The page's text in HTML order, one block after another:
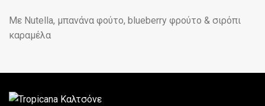
Με Nutella, μπανάνα φούτο, blueberry φρούτο & σιρόπι
καραμέλα